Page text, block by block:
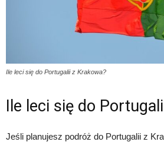
Ile leci się do Portugalii z Krakowa?
Ile leci się do
Jeśli planujesz podróż do Portugalii z